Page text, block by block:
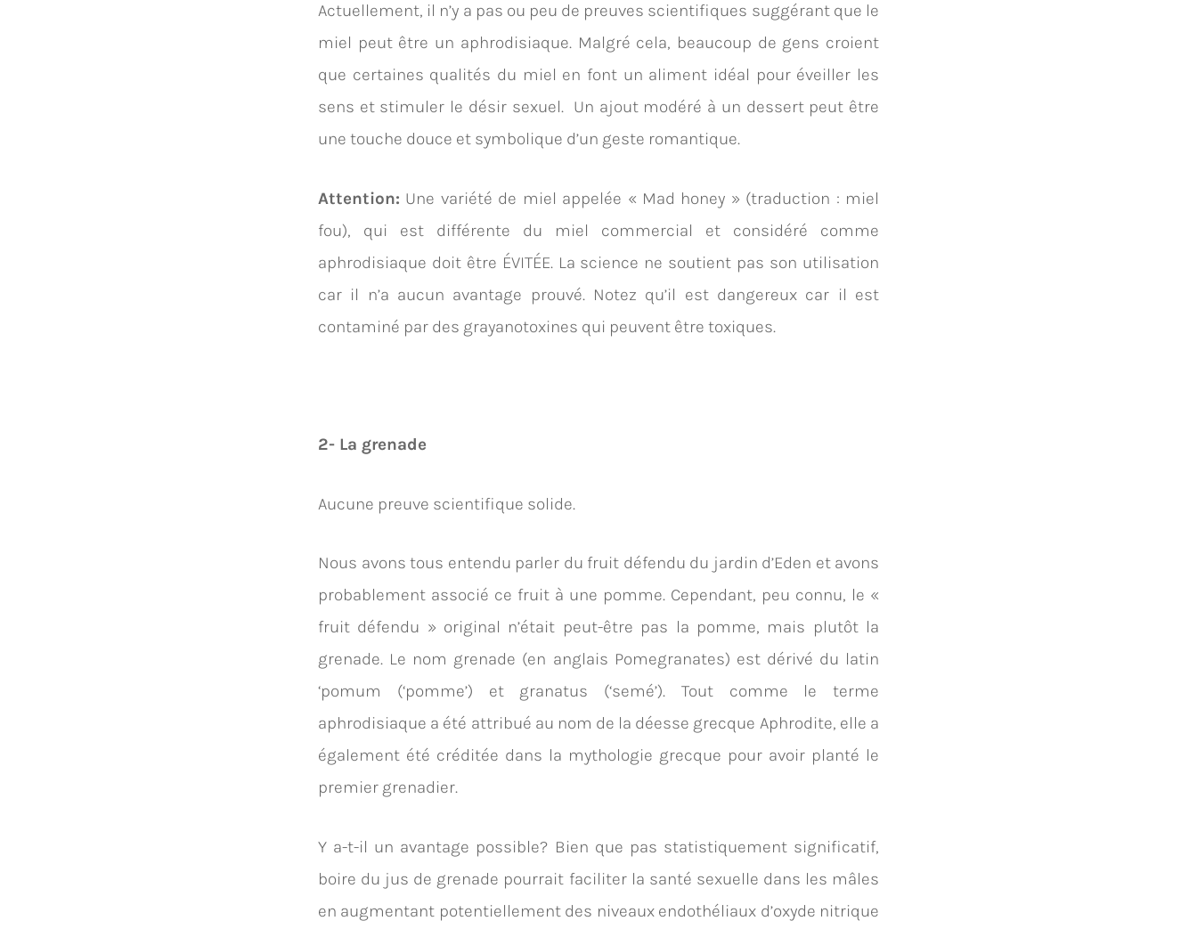
Actuellement, il n’y a pas ou peu de preuves scientifiques suggérant que le
miel peut être un aphrodisiaque. Malgré cela, beaucoup de gens croient
que certaines qualités du miel en font un aliment idéal pour éveiller les
sens et stimuler le désir sexuel. Un ajout modéré à un dessert peut être
une touche douce et symbolique d’un geste romantique.
Attention: Une variété de miel appelée « Mad honey » (traduction : miel
fou), qui est différente du miel commercial et considéré comme
aphrodisiaque doit être ÉVITÉE. La science ne soutient pas son utilisation
car il n’a aucun avantage prouvé. Notez qu’il est dangereux car il est
contaminé par des grayanotoxines qui peuvent être toxiques.
2- La grenade
Aucune preuve scientifique solide.
Nous avons tous entendu parler du fruit défendu du jardin d’Eden et avons
probablement associé ce fruit à une pomme. Cependant, peu connu, le «
fruit défendu » original n’était peut-être pas la pomme, mais plutôt la
grenade. Le nom grenade (en anglais Pomegranates) est dérivé du latin
‘pomum (‘pomme’) et granatus (‘semé’). Tout comme le terme
aphrodisiaque a été attribué au nom de la déesse grecque Aphrodite, elle a
également été créditée dans la mythologie grecque pour avoir planté le
premier grenadier.
Y a-t-il un avantage possible? Bien que pas statistiquement significatif,
boire du jus de grenade pourrait faciliter la santé sexuelle dans les mâles
en augmentant potentiellement des niveaux endothéliaux d’oxyde nitrique